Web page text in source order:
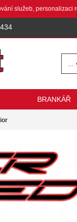
služeb,
BRANKÁŘ